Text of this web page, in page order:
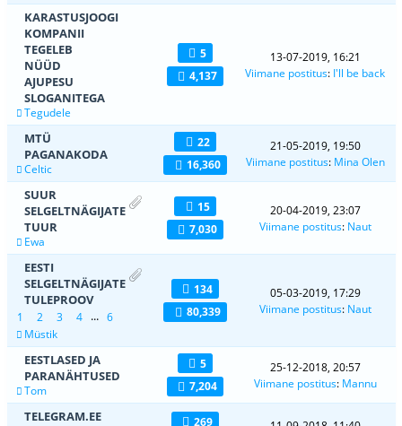
KARASTUSJOOGI
KOMPANII
TEGELEB
NÜÜD
AJUPESU
SLOGANITEGA
Tegudele
5
4,137
13-07-2019, 16:21
Viimane postitus: I'll be back
MTÜ
PAGANAKODA
Celtic
22
16,360
21-05-2019, 19:50
Viimane postitus: Mina Olen
SUUR
SELGELTNÄGIJATE
TUUR
Ewa
15
7,030
20-04-2019, 23:07
Viimane postitus: Naut
EESTI
SELGELTNÄGIJATE
TULEPROOV
1 2 3 4 ... 6
Müstik
134
80,339
05-03-2019, 17:29
Viimane postitus: Naut
EESTLASED JA
PARANÄHTUSED
Tom
5
7,204
25-12-2018, 20:57
Viimane postitus: Mannu
TELEGRAM.EE
269